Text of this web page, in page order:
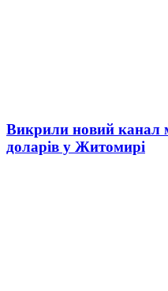
Викрили новий канал
доларів у Житомирі